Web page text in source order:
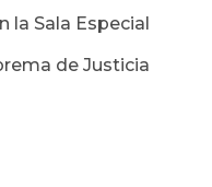
la Sala Especial
de Justicia